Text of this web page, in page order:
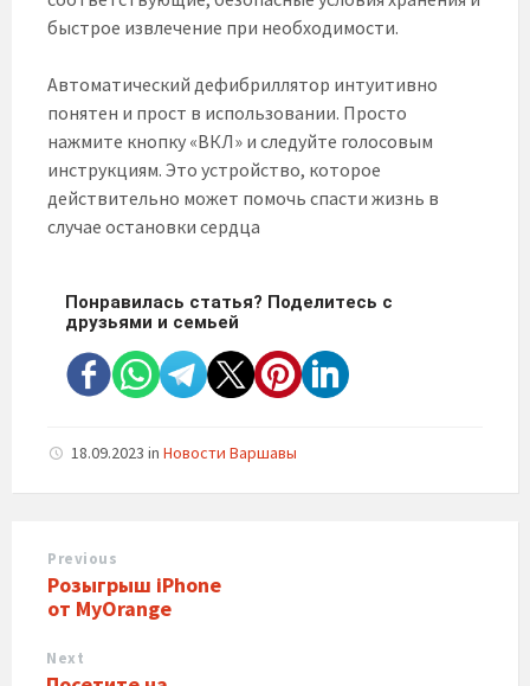
быстрое извлечение при необходимости.
Автоматический дефибриллятор интуитивно
понятен и прост в использовании. Просто
нажмите кнопку «ВКЛ» и следуйте голосовым
инструкциям. Это устройство, которое
действительно может помочь спасти жизнь в
случае остановки сердца
Понравилась статья? Поделитесь с
друзьями и семьей
18.09.2023 in Новости Варшавы
Previous
Розыгрыш iPhone
от MyOrange
Next